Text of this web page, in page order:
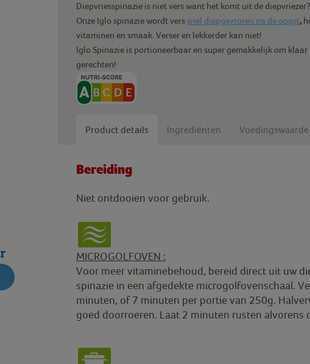
Diepvriesspinazie is niet vers want het komt uit de
Onze Iglo spinazie wordt vers snel diepgevroren na de oogst,
vitaminen en smaak. Verser en lekkerder kan niet!
Iglo Spinazie is portioneerbaar en super gemakkelijk om
gerechten!
Product details Ingrediënten Voedingswaarde
Bereiding
Niet ontdooien voor gebruik.
MICROGOLFOVEN :
Voor meer vitaminebehoud, bereid direct uit uw
spinazie in een afgedekte microgolfovenschaal.
minuten, of 7 minuten per portie van 250g.
goed doorroeren. Laat 2 minuten rusten alvorens